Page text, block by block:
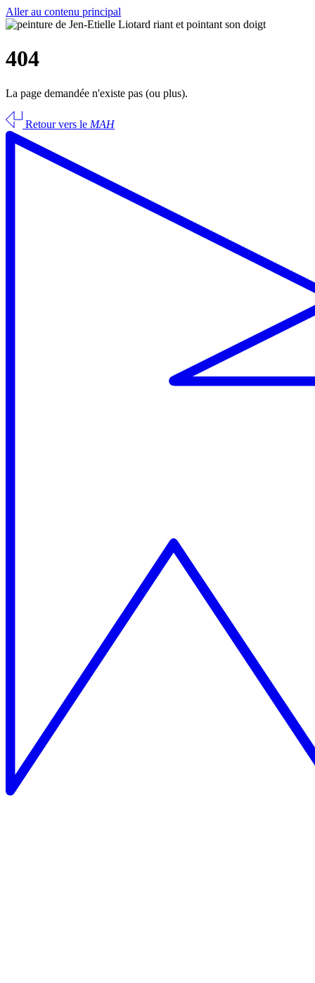
Aller au contenu principal
404
La page demandée n'existe pas (ou plus).
Retour vers le MAH